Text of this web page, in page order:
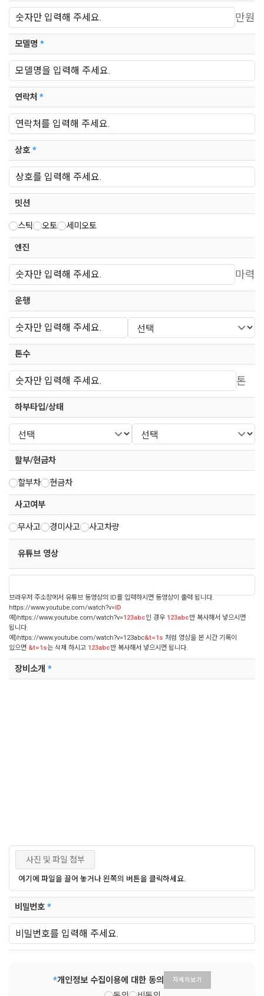
만원
모델명 *
연락처 *
상호 *
밋션
스틱 오토 세미오토
엔진
마력
운행
톤수
톤
하부타입/상태
할부/현금차
할부차 현금차
사고여부
무사고 경미사고 사고차량
유튜브 영상
브라우저 주소창에서 유튜브 동영상의 ID를 입력하시면 동영상이 출력 됩니다.
https://www.youtube.com/watch?v=ID
예)https://www.youtube.com/watch?v=123abc인 경우 123abc만 복사해서 넣으시면
됩니다.
예)https://www.youtube.com/watch?v=123abc&t=1s 처럼 영상을 본 시간 기록이
있으면 &t=1s는 삭제 하시고 123abc만 복사해서 넣으시면 됩니다.
장비소개 *
사진 및 파일 첨부
여기에 파일을 끌어 놓거나 왼쪽의 버튼을 클릭하세요.
비밀번호 *
*개인정보 수집이용에 대한 동의 자세히보기